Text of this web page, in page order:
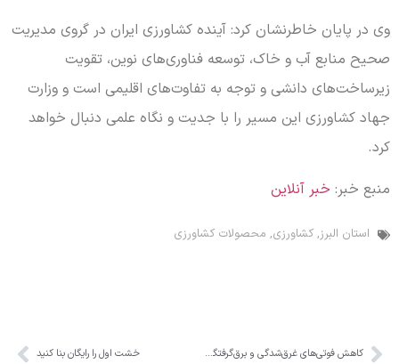
وی در پایان خاطرنشان کرد: آینده کشاورزی ایران در گروی مدیریت
صحیح منابع آب و خاک، توسعه فناوری‌های نوین، تقویت
زیرساخت‌های دانشی و توجه به تفاوت‌های اقلیمی است و وزارت
جهاد کشاورزی این مسیر را با جدیت و نگاه علمی دنبال خواهد
کرد.
منبع خبر: خبر آنلاین
استان البرز, کشاورزی, محصولات کشاورزی
کاهش فوتی‌های غرق‌شدگی و برق‌گرفتگی در البرز/ ۴۹ جان‌باخته در سال ۱۴۰۴ خشت اول را رایگان بنا کنید